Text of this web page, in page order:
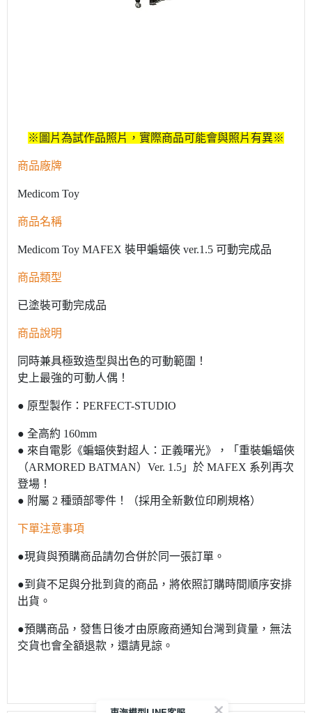
※圖片為試作品照片，實際商品可能會與照片有異※
商品廠牌
Medicom Toy
商品名稱
Medicom Toy MAFEX 裝甲蝙蝠俠 ver.1.5 可動完成品
商品類型
已塗裝可動完成品
商品說明
同時兼具極致造型與出色的可動範圍！
史上最強的可動人偶！
● 原型製作：PERFECT-STUDIO
● 全高約 160mm
● 來自電影《蝙蝠俠對超人：正義曙光》，「重裝蝙蝠俠
（ARMORED BATMAN）Ver. 1.5」於 MAFEX 系列再次
登場！
● 附屬 2 種頭部零件！（採用全新數位印刷規格）
下單注意事項
●現貨與預購商品請勿合併於同一張訂單。
●到貨不足與分批到貨的商品，將依照訂購時間順序安排
出貨。
●預購商品，發售日後才由原廠商通知台灣到貨量，無法
交貨也會全額退款，還請見諒。